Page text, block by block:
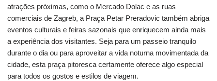
atrações próximas, como o Mercado Dolac e as ruas
comerciais de Zagreb, a Praça Petar Preradovic também abriga
eventos culturais e feiras sazonais que enriquecem ainda mais
a experiência dos visitantes. Seja para um passeio tranquilo
durante o dia ou para aproveitar a vida noturna movimentada da
cidade, esta praça pitoresca certamente oferece algo especial
para todos os gostos e estilos de viagem.